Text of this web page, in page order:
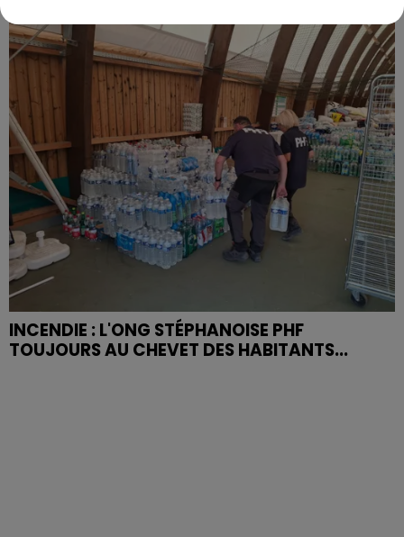
INCENDIE : L'ONG STÉPHANOISE PHF
TOUJOURS AU CHEVET DES HABITANTS...